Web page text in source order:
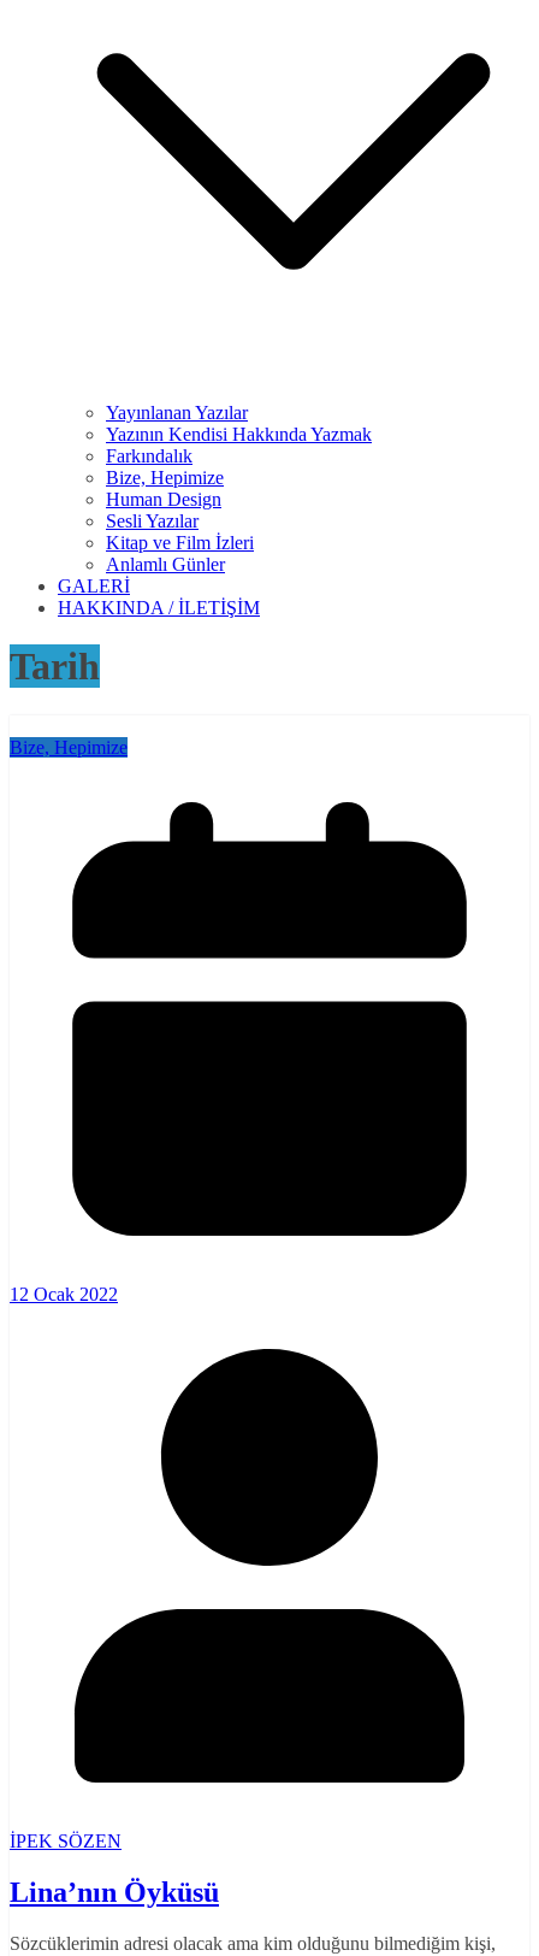
Yayınlanan Yazılar
Yazının Kendisi Hakkında Yazmak
Farkındalık
Bize, Hepimize
Human Design
Sesli Yazılar
Kitap ve Film İzleri
Anlamlı Günler
GALERİ
HAKKINDA / İLETİŞİM
Tarih
Bize, Hepimize
12 Ocak 2022
İPEK SÖZEN
Lina’nın Öyküsü
Sözcüklerimin adresi olacak ama kim olduğunu bilmediğim kişi,